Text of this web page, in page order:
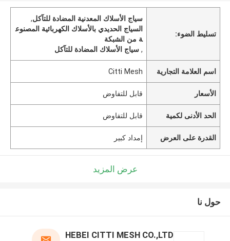
تسليط الضوء:
سياج الأسلاك المعدنية المضادة للتآكل,
السياج الحديدي بالأسلاك الكهربائية المصنوع
ة من الشبكة
,سياج الأسلاك المضادة للتآكل
اسم العلامة التجارية Citti Mesh
الأسعار قابل للتفاوض
الحد الأدنى لكمية قابل للتفاوض
القدرة على العرض إمداد كبير
عرض المزيد
حول نا
HEBEI CITTI MESH CO.,LTD